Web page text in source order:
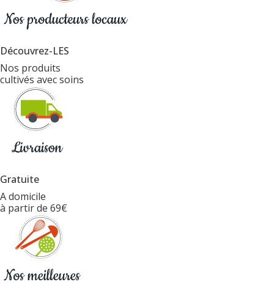
Découvrez-LES
Nos produits
cultivés avec soins
Gratuite
A domicile
à partir de 69€